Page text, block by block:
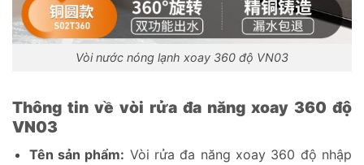
Vòi nước nóng lạnh xoay 360 độ VN03
Thông tin về vòi rửa đa năng xoay 360 độ
VN03
Tên sản phẩm: Vòi rửa đa năng xoay 360 độ nhập